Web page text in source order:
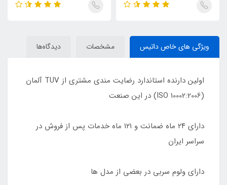
ویژگی های خاص داتیس مشخصات دیدگاه‌ها
اولین دارنده استاندارد رضایت مندی مشتری از TUV آلمان
(10002:2006 ISO) در این صنعت
دارای ٢۴ ماه ضمانت و ١٢١ ماه خدمات پس از فروش در
سراسر ایران
دارای ولوم سربی در بعضی از مدل ها